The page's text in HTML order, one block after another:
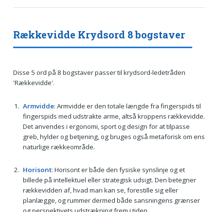
Rækkevidde Krydsord 8 bogstaver
Disse 5 ord på 8 bogstaver passer til krydsord-ledetråden
'Rækkevidde'.
Armvidde: Armvidde er den totale længde fra fingerspids til
fingerspids med udstrakte arme, altså kroppens rækkevidde.
Det anvendes i ergonomi, sport og design for at tilpasse
greb, hylder og betjening, og bruges også metaforisk om ens
naturlige rækkeområde.
Horisont: Horisont er både den fysiske synslinje og et
billede på intellektuel eller strategisk udsigt. Den betegner
rækkevidden af, hvad man kan se, forestille sig eller
planlægge, og rummer dermed både sansningens grænser